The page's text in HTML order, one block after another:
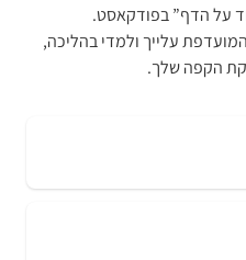
על הדף” בפודקאסט.
עלייך ולמדי בהליכה,
הקפה שלך.